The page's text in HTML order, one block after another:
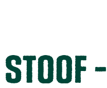
Stoof -